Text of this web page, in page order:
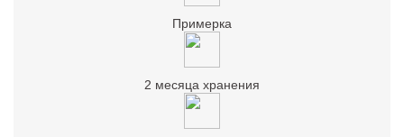
Примерка
2 месяца хранения